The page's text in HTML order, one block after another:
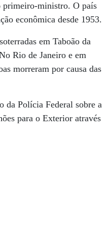
primeiro-ministro. O país
econômica desde 1953.
em Taboão da
Rio de Janeiro e em
morreram por causa das
da Polícia Federal sobre a
para o Exterior através